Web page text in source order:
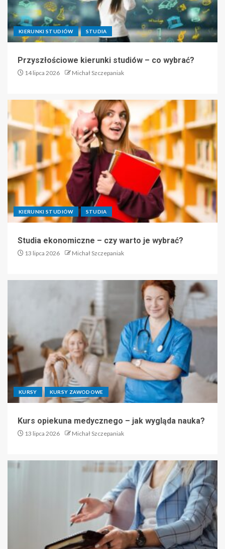
KIERUNKI STUDIÓW STUDIA
Przyszłościowe kierunki studiów – co wybrać?
14 lipca 2026 Michał Szczepaniak
KIERUNKI STUDIÓW STUDIA
Studia ekonomiczne – czy warto je wybrać?
13 lipca 2026 Michał Szczepaniak
KURSY KURSY ZAWODOWE
Kurs opiekuna medycznego – jak wygląda nauka?
13 lipca 2026 Michał Szczepaniak